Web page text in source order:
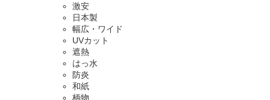
激安
日本製
幅広・ワイド
UVカット
遮熱
はっ水
防炎
和紙
柄物